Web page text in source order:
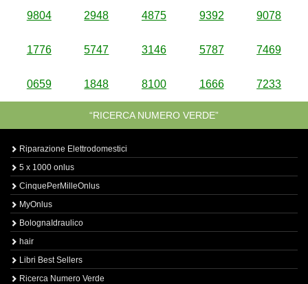
9804 2948 4875 9392 9078
1776 5747 3146 5787 7469
0659 1848 8100 1666 7233
“RICERCA NUMERO VERDE”
Riparazione Elettrodomestici
5 x 1000 onlus
CinquePerMilleOnlus
MyOnlus
BolognaIdraulico
hair
Libri Best Sellers
Ricerca Numero Verde